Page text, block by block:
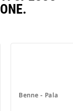
Benne - Pala